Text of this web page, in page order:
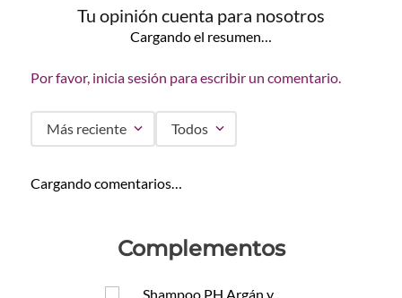
Tu opinión cuenta para nosotros
Cargando el resumen…
Por favor, inicia sesión para escribir un comentario.
Más reciente Todos
Cargando comentarios…
Complementos